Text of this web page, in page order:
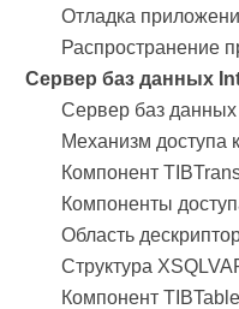
Отладка
Распространение
Сервер баз данных
Сервер баз
Механизм доступа
Компонент
Компоненты
Область
Структура
Компонент TIBTable